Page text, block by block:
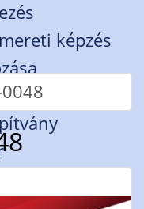
képzés
0048